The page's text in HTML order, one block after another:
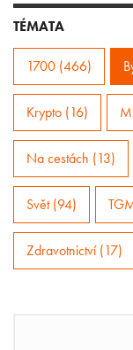
TÉMATA
1700 (466)
Krypto (16)
Na cestách (13)
Svět (94)
Zdravotnictví (17)